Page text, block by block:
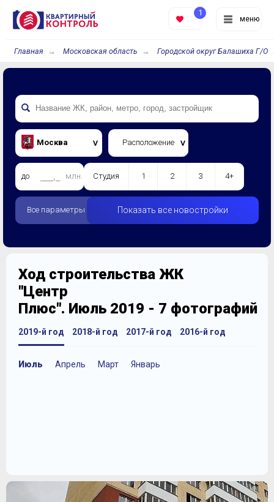
меню
1
Главная Московская область Городской округ Балашиха Г/О
Москва Расположение
до млн. Студия 1 2 3 4+
Все параметры Показать все новостройки
Ход строительства ЖК
"Центр
Плюс". Июль 2019 - 7 фотографий
2019-й год
Июль Апрель Март Январь
2018-й год 2017-й год 2016-й год